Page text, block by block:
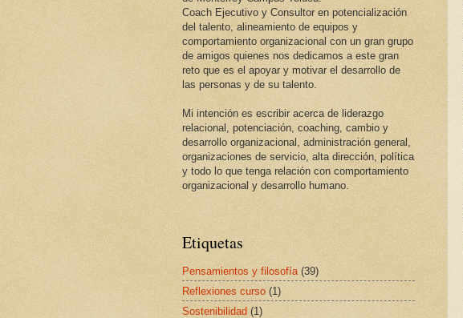
Coach Ejecutivo y Consultor en potencialización
del talento, alineamiento de equipos y
comportamiento organizacional con un gran grupo
de amigos quienes nos dedicamos a este gran
reto que es el apoyar y motivar el desarrollo de
las personas y de su talento.
Mi intención es escribir acerca de liderazgo
relacional, potenciación, coaching, cambio y
desarrollo organizacional, administración general,
organizaciones de servicio, alta dirección, política
y todo lo que tenga relación con comportamiento
organizacional y desarrollo humano.
Etiquetas
Pensamientos y filosofía (39)
Reflexiones curso (1)
Sostenibilidad (1)